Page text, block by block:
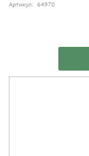
Артикул: 64970